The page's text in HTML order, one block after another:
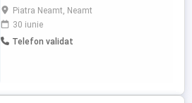
reprezentanți D2D(activitatea se
desfășoară pe teren). Cerințe: -Studii
medii(minim) -Experientă anterioară pe un
post similar.(necesară) -Cunoasterea
Piatra Neamt, Neamt
30 iunie
Telefon validat